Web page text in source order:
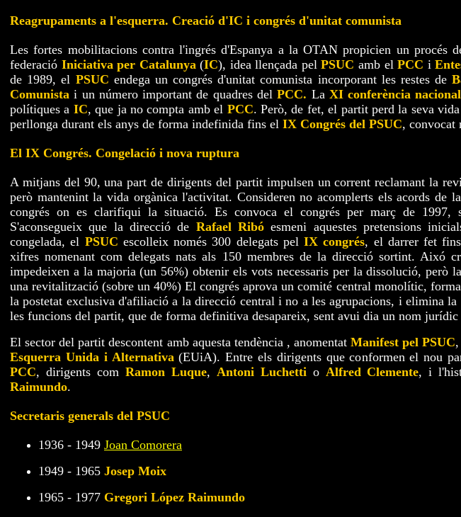
Reagrupaments a l'esquerra. Creació d'IC i congrés d'unitat comunista
Les fortes mobilitacions contra l'ingrés d'Espanya a la OTAN propicien un procés
federació Iniciativa per Catalunya(IC), idea llençada pelPSUC amb elPCC i
de 1989, el PSUC endega un congrés d'unitat comunista incorporant les restes de
Comunista i un número important de quadres delPCC. La XI conferència
polítiques a IC, que ja no compta amb el PCC. Però, de fet, el partit perd la seva
perllonga durant els anys de forma indefinida fins el IX Congrés del PSUC, convocat
El IX Congrés. Congelació i nova ruptura
A mitjans del 90, una part de dirigents del partit impulsen un corrent reclamant la
però mantenint la vida orgànica l'activitat. Consideren no acomplerts els acords de
congrés on es clarifiqui la situació. Es convoca el congrés per març de 1997,
S'aconsegueix que la direcció de Rafael Ribóesmeni aquestes pretensions
congelada, el PSUC escolleix només 300 delegats pel IX congrés, el darrer fet
xifres nomenant com delegats nats als 150 membres de la direcció sortint. Aixó
impedeixen a la majoria (un 56%) obtenir els vots necessaris per la dissolució, però
una revitalització (sobre un 40%) El congrés aprova un comité central monolític,
la postetat exclusiva d'afiliació a la direcció central i no a les agrupacions, i elimina
les funcions del partit, que de forma definitiva desapareix, sent avui dia un nom
El sector del partit descontent amb aquesta tendència , anomentat Manifest pel PSUC
Esquerra Unida i Alternativa (EUiA). Entre els dirigents que conformen el nou
PCC, dirigents com Ramon Luque, Antoni Luchetti o Alfred Clemente, i
Raimundo.
Secretaris generals del PSUC
1936 - 1949 Joan Comorera
1949 - 1965 Josep Moix
1965 - 1977 Gregori López Raimundo